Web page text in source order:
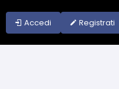
Accedi Registrati